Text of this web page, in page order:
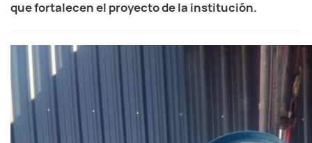
que fortalecen el proyecto de la institución.